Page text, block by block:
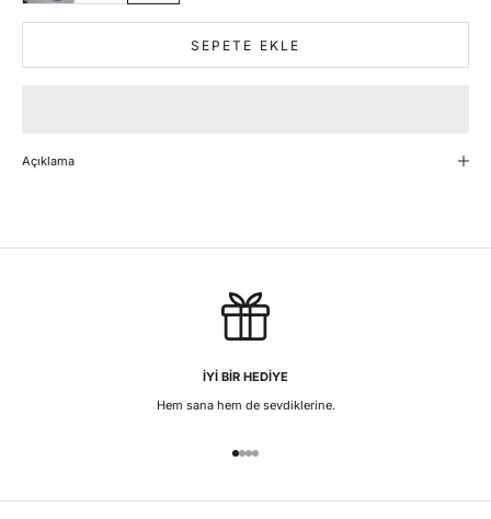
SEPETE EKLE
Açıklama
İYİ BİR HEDİYE
Hem sana hem de sevdiklerine.
1 ögesine git
2 ögesine git
3 ögesine git
4 ögesine git